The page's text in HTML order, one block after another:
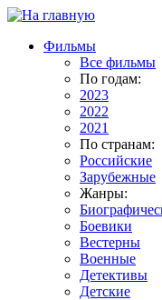
Фильмы
Все фильмы
По годам:
2023
2022
2021
По странам:
Российские
Зарубежные
Жанры:
Боевики
Вестерны
Военные
Детективы
Детские